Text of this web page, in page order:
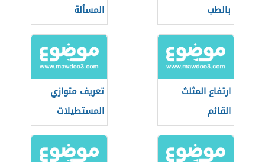
بالطب
المسألة
ارتفاع المثلث
القائم
تعريف متوازي
المستطيلات